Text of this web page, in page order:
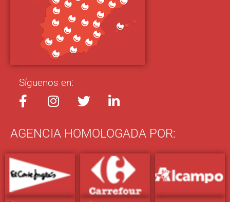
Síguenos en:
AGENCIA HOMOLOGADA POR: